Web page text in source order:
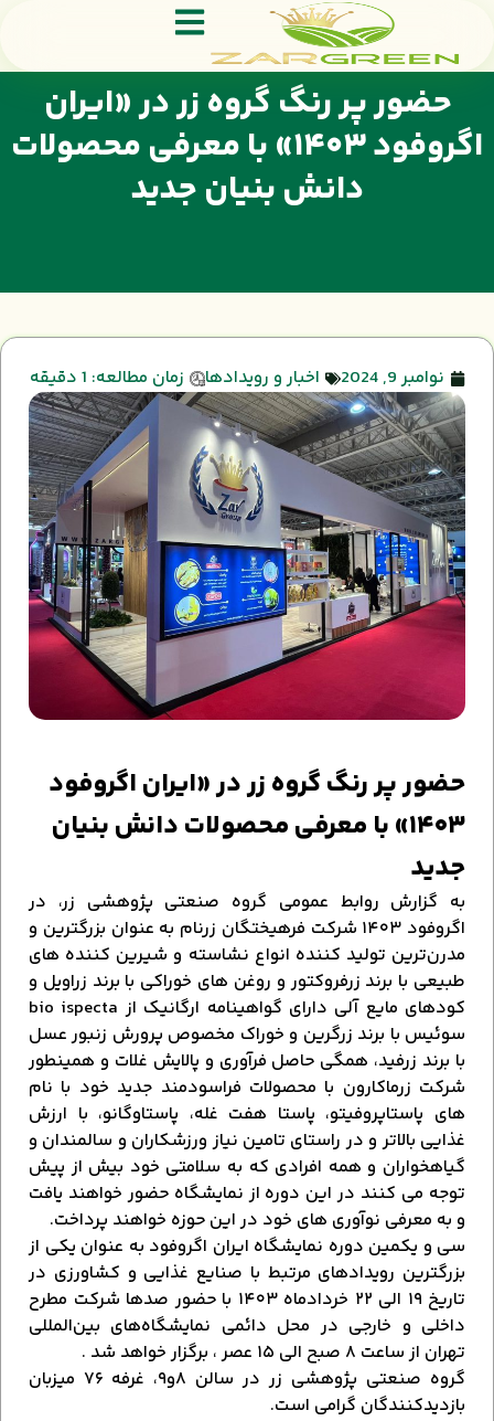
حضور پر رنگ گروه زر در «ایران
اگروفود ۱۴۰۳» با معرفی محصولات
دانش بنیان جدید
نوامبر 9, 2024 اخبار و رویدادها زمان مطالعه: 1 دقیقه
حضور پر رنگ گروه زر در «ایران اگروفود
۱۴۰۳» با معرفی محصولات دانش بنیان
جدید
به گزارش روابط عمومی گروه صنعتی پژوهشی زر، در
اگروفود ۱۴۰۳ شرکت فرهیختگان زرنام به عنوان بزرگترین و
مدرن‌ترین تولید کننده انواع نشاسته و شیرین کننده های
طبیعی با برند زرفروکتور و روغن های خوراکی با برند زراویل و
کودهای مایع آلی دارای گواهینامه ارگانیک از bio ispecta
سوئیس با برند زرگرین و خوراک مخصوص پرورش زنبور عسل
با برند زرفید، همگی حاصل فرآوری و پالایش غلات و همینطور
شرکت زرماکارون با محصولات فراسودمند جدید خود با نام
های پاستا‌پروفیتو، پاستا هفت غله، پاستا‌وگانو، با ارزش
غذایی بالاتر و در راستای تامین نیاز ورزشکاران و سالمندان و
گیاهخواران و همه افرادی که به سلامتی خود بیش از پیش
توجه می کنند در این دوره از نمایشگاه حضور خواهند یافت
و به معرفی نوآوری های خود در این حوزه خواهند پرداخت.
سی و یکمین دوره نمایشگاه ایران اگروفود به عنوان یکی از
بزرگترین رویدادهای مرتبط با صنایع غذایی و کشاورزی در
تاریخ ۱۹ الی ۲۲ خردادماه ۱۴۰۳ با حضور صدها شرکت مطرح
داخلی و خارجی در محل دائمی نمایشگاه‌های بین‌المللی
تهران از ساعت ۸ صبح الی ۱۵ عصر ، برگزار خواهد شد .
گروه صنعتی پژوهشی زر در سالن ۸و۹، غرفه ۷۶ میزبان
بازدیدکنندگان گرامی است.